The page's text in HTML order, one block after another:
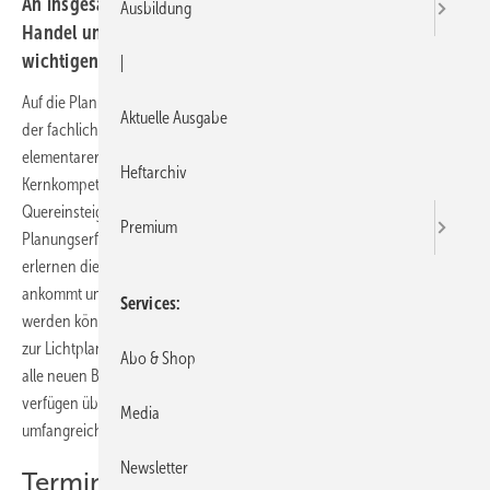
Handel und Handwerk eine Einführung mit allen
wichtigen Grundlagen zur Gestaltung von Bädern.
Auf die Planung kommt es an. Neben der verkäuferischen Leistung ist
der fachliche Umgang mit dem Raum, dem Lebensraum Bad, ein
elementarer Erfolgsfaktor. Die Planung von Bädern gehört zur
Kernkompetenz jedes Badverkäufers. Neue Mitarbeiter und
Quereinsteiger benötigen sowohl Fachwissen als auch eigene
Planungserfahrungen. Während der umfangreichen Ausbildung
erlernen die Teilnehmer, worauf es bei der Gestaltung von Bädern
ankommt und wie die Wünsche der Kunden realistisch umgesetzt
werden können. Von den Grundlagen über kreative Planungen bis hin
zur Lichtplanung bietet dieser Kurs eine umfangreiche Fortbildung für
alle neuen Badverkäufer im Handel und im Handwerk. Alle Module
verfügen über einen hohen Anteil praktischer Workshops und
umfangreicher Infos.
Termine
Ausbildung
Aktuelle Ausgabe
Heftarchiv
Premium
Services
Abo & Shop
Media
Newsletter